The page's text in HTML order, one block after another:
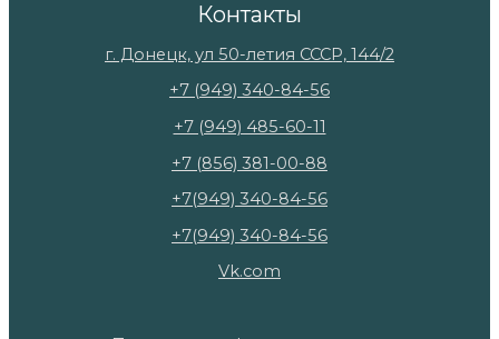
Контакты
г. Донецк, ул 50-летия СССР, 144/2
+7 (949) 340-84-56
+7 (949) 485-60-11
+7 (856) 381-00-88
+7(949) 340-84-56
+7(949) 340-84-56
Vk.com